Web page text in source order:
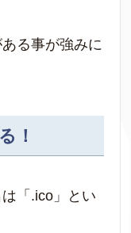
る事が強みに
！
「.ico」とい